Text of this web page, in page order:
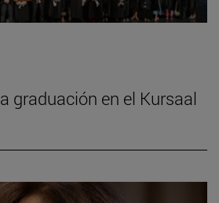
graduación en el Kursaal